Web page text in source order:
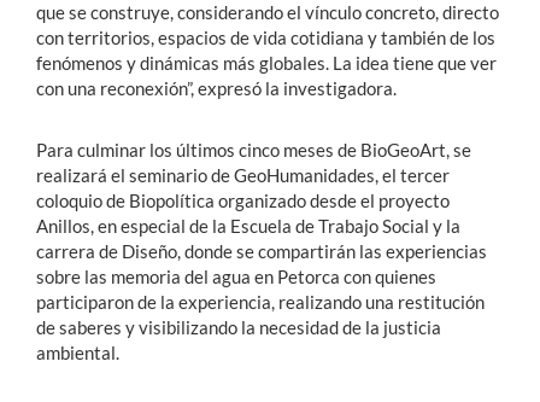
que se construye, considerando el vínculo concreto, directo
con territorios, espacios de vida cotidiana y también de los
fenómenos y dinámicas más globales. La idea tiene que ver
con una reconexión”, expresó la investigadora.
Para culminar los últimos cinco meses de BioGeoArt, se
realizará el seminario de GeoHumanidades, el tercer
coloquio de Biopolítica organizado desde el proyecto
Anillos, en especial de la Escuela de Trabajo Social y la
carrera de Diseño, donde se compartirán las experiencias
sobre las memoria del agua en Petorca con quienes
participaron de la experiencia, realizando una restitución
de saberes y visibilizando la necesidad de la justicia
ambiental.